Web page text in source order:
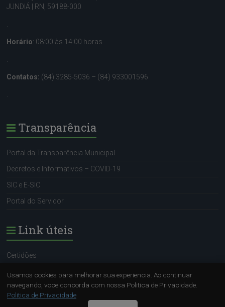
JUNDIÁ | RN, 59188-000
Horário: 08:00 às 14:00 horas
Contatos: (84) 3285-5036 – (84) 933001596
Transparência
Portal da Transparência Municipal
Decretos e Informativos – COVID-19
SIC e E-SIC
Portal do Servidor
Link úteis
Certidões
Portal do Servidor
SIC e E-SIC
Usamos cookies para melhorar sua experiencia. Ao continuar
navegando, voce concorda com nossa Politica de Privacidade.
Politica de Privacidade